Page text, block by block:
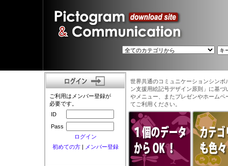
ご利用はメンバー登録が
必要です。
ID
Pass
ログイン
初めての方| メンバー登録
世界共通のコミュニケーションシン
ン支援用絵記号デザイン原則」に基
やメニュー、またプレゼンやホーム
てご利用ください。